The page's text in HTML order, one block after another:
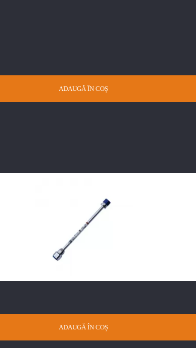
ADAUGĂ ÎN COȘ
ADAUGĂ ÎN COȘ